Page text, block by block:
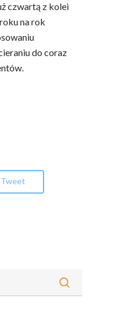
czwartą z kolei
na rok
do coraz
Tweet